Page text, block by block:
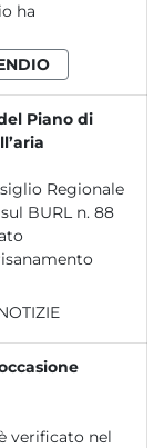
ha
Piano di
Regionale
BURL n. 88
verificato nel